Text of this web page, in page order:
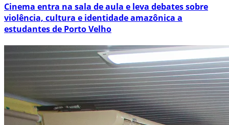
Cinema entra na sala de aula e leva debates sobre
violência, cultura e identidade amazônica a
estudantes de Porto Velho